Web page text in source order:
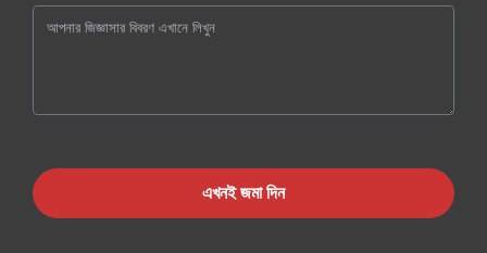
এখনই জমা দিন